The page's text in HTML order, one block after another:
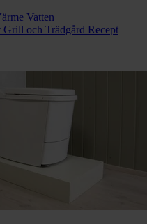
Vatten
Grill och Trädgård Recept